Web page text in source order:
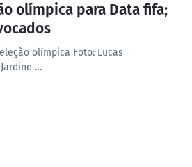
olímpica para Data fifa;
olímpica Foto: Lucas
…